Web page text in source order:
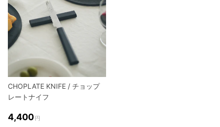
CHOPLATE KNIFE / チョップ
レートナイフ
4,400 円